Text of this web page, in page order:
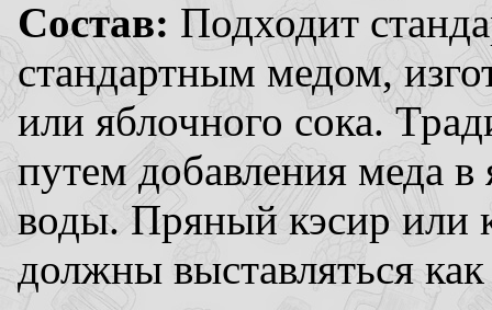
Состав: Подходит
стандартным медом,
или яблочного сока.
путем добавления меда
воды. Пряный кэсир или
должны выставляться